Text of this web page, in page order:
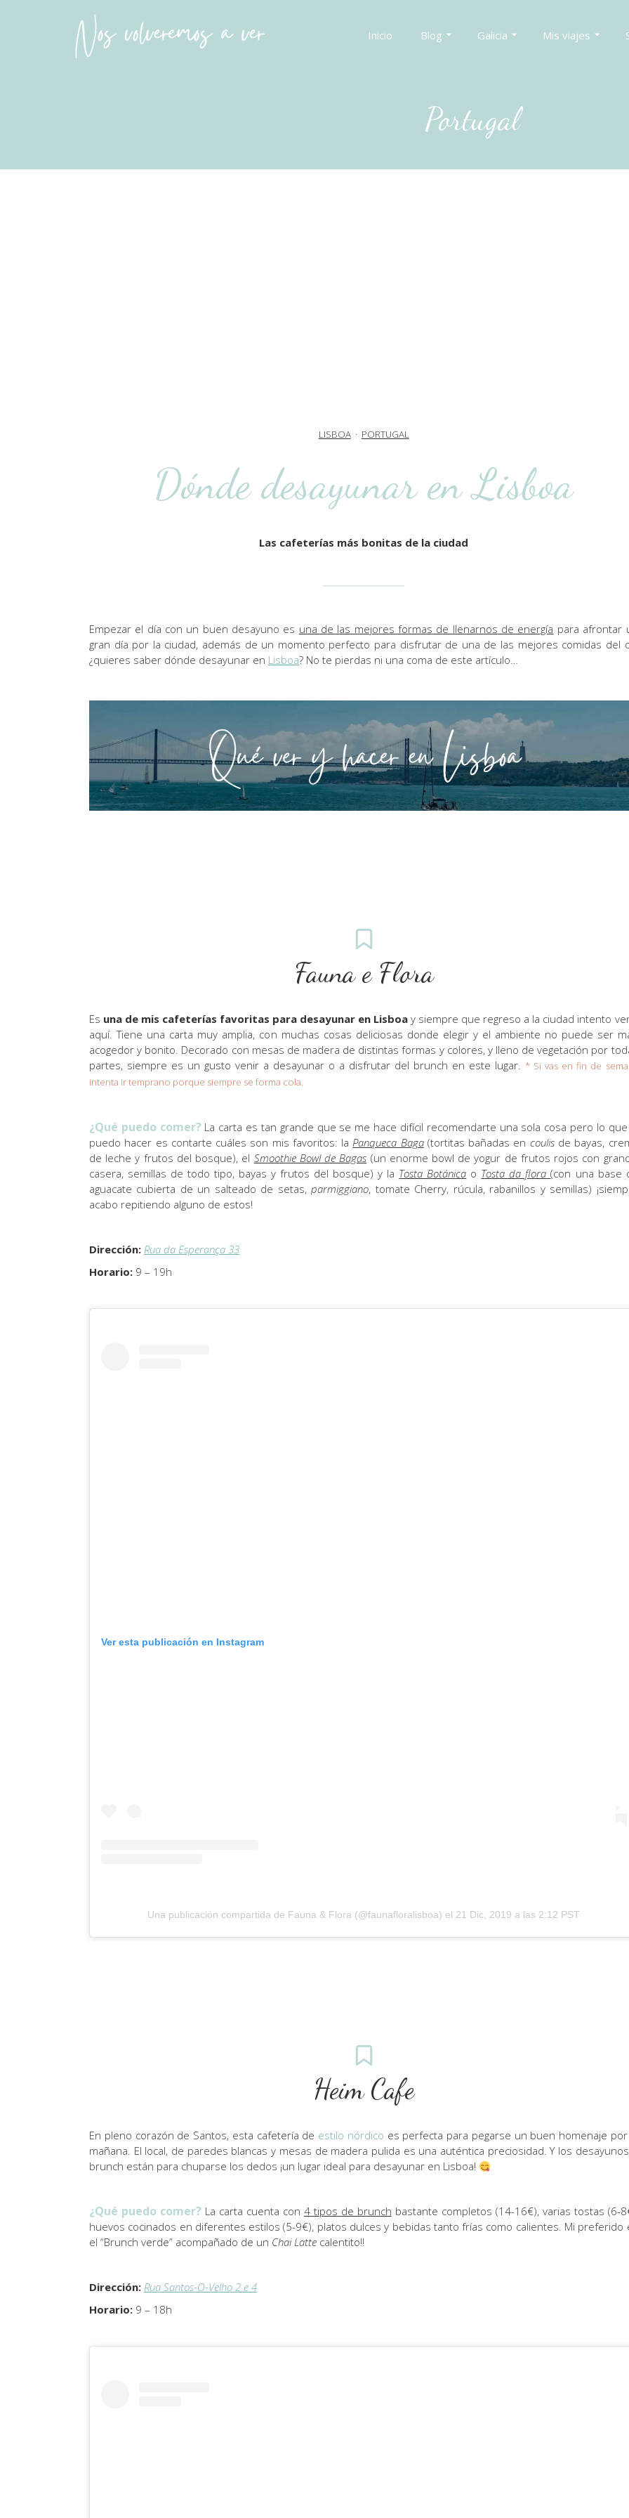
Inicio Blog Galicia Mis viajes
Portugal
LISBOA· PORTUGAL
Dónde desayunar en Lisboa
Las cafeterías más bonitas de la ciudad
Empezar el día con un buen desayuno es una de las mejores formas de llenarnos de energía para afrontar
gran día por la ciudad, además de un momento perfecto para disfrutar de una de las mejores comidas del
¿quieres saber dónde desayunar en Lisboa? No te pierdas ni una coma de este artículo…
Fauna e Flora
Es una de mis cafeterías favoritas para desayunar en Lisboa y siempre que regreso a la ciudad intento
aquí. Tiene una carta muy amplia, con muchas cosas deliciosas donde elegir y el ambiente no puede ser
acogedor y bonito. Decorado con mesas de madera de distintas formas y colores, y lleno de vegetación por
partes, siempre es un gusto venir a desayunar o a disfrutar del brunch en este lugar.* Si vas en fin de
intenta ir temprano porque siempre se forma cola.
¿Qué puedo comer?La carta es tan grande que se me hace difícil recomendarte una sola cosa pero lo
puedo hacer es contarte cuáles son mis favoritos: laPanqueca Baga(tortitas bañadas en coulisde bayas,
de leche y frutos del bosque), el Smoothie Bowl de Bagas (un enorme bowl de yogur de frutos rojos con
casera, semillas de todo tipo, bayas y frutos del bosque) y la Tosta Botánica o Tosta da flora (con una base
aguacate cubierta de un salteado de setas,parmiggiano, tomate Cherry, rúcula, rabanillos y semillas)
acabo repitiendo alguno de estos!
Dirección: Rua da Esperança 33
Horario: 9 – 19h
Ver esta publicación en Instagram
Una publicación compartida de Fauna & Flora (@faunafloralisboa) el 21 Dic, 2019 a las 2:12 PST
Heim Cafe
En pleno corazón de Santos, esta cafetería de estilo nórdico es perfecta para pegarse un buen homenaje
mañana. El local, de paredes blancas y mesas de madera pulida es una auténtica preciosidad. Y los
brunch están para chuparse los dedos ¡un lugar ideal para desayunar en Lisboa!
¿Qué puedo comer? La carta cuenta con 4 tipos de brunch bastante completos (14-16€), varias tostas (6-
huevos cocinados en diferentes estilos (5-9€), platos dulces y bebidas tanto frías como calientes. Mi preferido
el “Brunch verde” acompañado de un Chai Latte calentito!!
Dirección: Rua Santos-O-Velho 2 e 4
Horario: 9 – 18h